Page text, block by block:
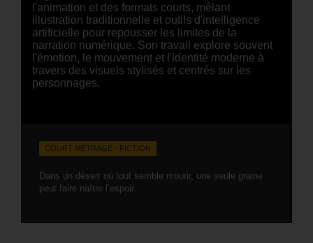
l'animation et des formats courts, mêlant
illustration traditionnelle et outils d'intelligence
artificielle pour repousser les limites de la
narration numérique. Son travail explore souvent
l'émotion, le mouvement et l'identité moderne à
travers des visuels stylisés et centrés sur les
personnages.
COURT MÉTRAGE - FICTION
Dans un désert où tout semble mourir, une seule graine
peut faire naître l’espoir.